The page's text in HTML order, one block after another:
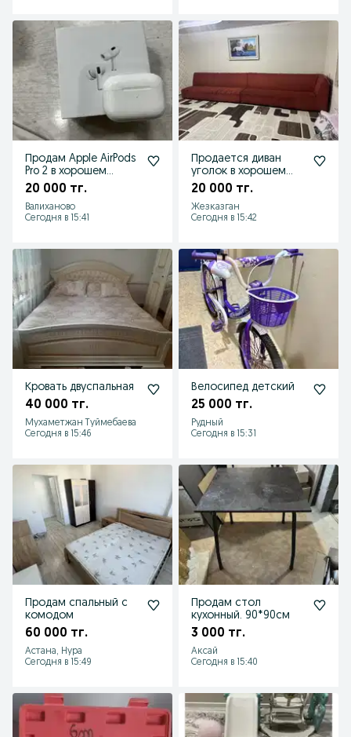
Продам Apple AirPods
Pro 2 в хорошем
состоянии.
20 000 тг.
Валиханово
Сегодня в 15:41
Продается диван
уголок в хорошем
состоянии
20 000 тг.
Жезказган
Сегодня в 15:42
Кровать двуспальная
40 000 тг.
Мухаметжан Туймебаева
Сегодня в 15:46
Велосипед детский
25 000 тг.
Рудный
Сегодня в 15:31
Продам спальный с
комодом
60 000 тг.
Астана, Нура
Сегодня в 15:49
Продам стол
кухонный. 90*90см
3 000 тг.
Аксай
Сегодня в 15:40